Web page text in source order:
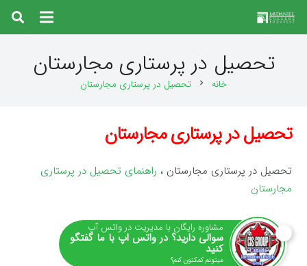
تحصیل در پرستاری مجارستان
خانه chevron_right تحصیل در پرستاری مجارستان
تحصیل در پرستاری مجارستان
تحصیل در پرستاری مجارستان ، راهنمای تحصیل در پرستاری
مجارستان
مشاوره رایگان با مدیریت در واتس آپ
سوالی دارید؟ در واتس اپ با ما گفتگو
کنید
میتونم کمکتون کنم؟